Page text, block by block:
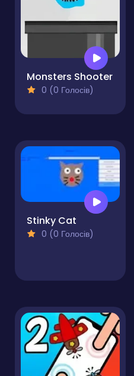
Monsters Shooter
0 (0 Голосів)
Stinky Cat
0 (0 Голосів)